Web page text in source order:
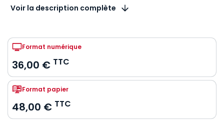
Voir la description complète
Format numérique
36,00 € TTC
Format papier
48,00 € TTC